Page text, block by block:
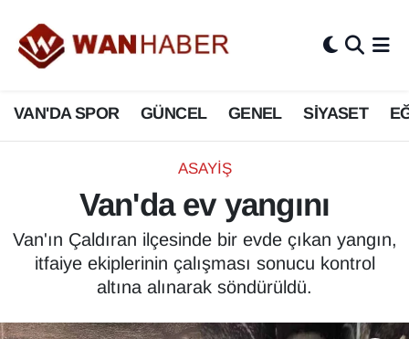
VAN'DA SPOR GÜNCEL GENEL SİYASET
ASAYİŞ
Van'da ev yangını
Van'ın Çaldıran ilçesinde bir evde çıkan yangın,
itfaiye ekiplerinin çalışması sonucu kontrol
altına alınarak söndürüldü.
3.SAYFA
ASAYİŞ
BİLİM VE TEKNOLOJİ
Biyografi
Bölge Haberleri
Van Nöbetçi Eczaneler
Van Hava Durumu
Van Namaz Vakitleri
Van Trafik Yoğunluk Haritası
Süper Lig Puan Durumu ve Fikstür